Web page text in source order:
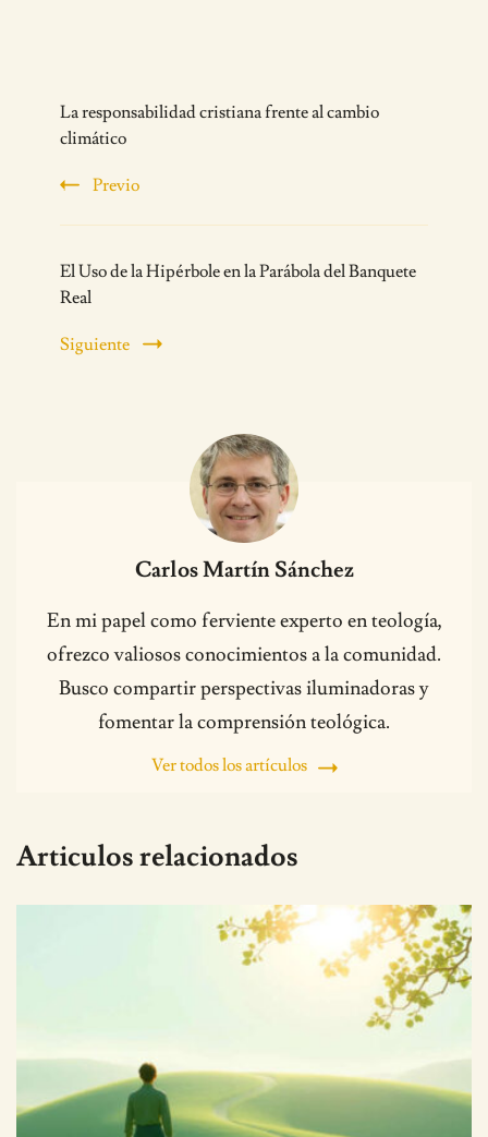
Navigation
La responsabilidad cristiana frente al cambio
climático
Previo
El Uso de la Hipérbole en la Parábola del Banquete
Real
Siguiente
Carlos Martín Sánchez
En mi papel como ferviente experto en teología,
ofrezco valiosos conocimientos a la comunidad.
Busco compartir perspectivas iluminadoras y
fomentar la comprensión teológica.
Ver todos los artículos
Articulos relacionados